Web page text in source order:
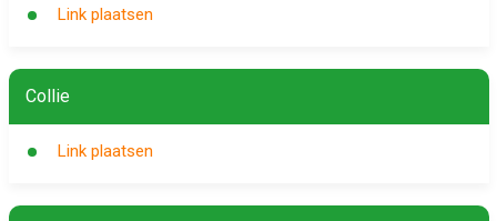
Link plaatsen
Collie
Link plaatsen